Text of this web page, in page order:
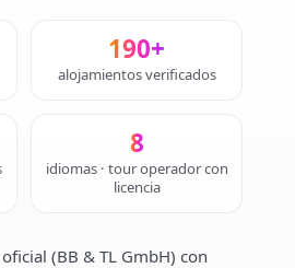
190+
alojamientos verificados
8
idiomas · tour operador con
licencia
(BB & TL GmbH) con